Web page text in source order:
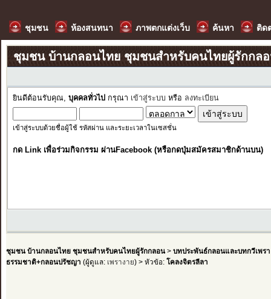
ชุมชน ห้องสนทนา ภาพตกแต่งเว็บ ค้นหา ติด
ชุมชน บ้านกลอนไทย ชุมชนสำหรับคนไทยผู้รักกล
ยินดีต้อนรับคุณ, บุคคลทั่วไป กรุณา เข้าสู่ระบบ หรือ ลงทะเบียน
เข้าสู่ระบบด้วยชื่อผู้ใช้ รหัสผ่าน และระยะเวลาในเซสชั่น
กด Link เพื่อร่วมกิจกรรม ผ่านFacebook (หรือกดปุ่มสมัครสมาชิกด้านบน)
ชุมชน บ้านกลอนไทย ชุมชนสำหรับคนไทยผู้รักกลอน> บทประพันธ์กลอนและบทกวีเพรา
ธรรมชาติ+กลอนปรัชญา (ผู้ดูแล: เพรางาย) > หัวข้อ: โคลงจิตรลีลา